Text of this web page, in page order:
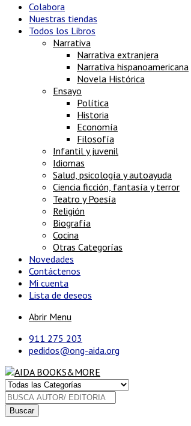
Colabora
Nuestras tiendas
Todos los Libros
Narrativa
Narrativa extranjera
Narrativa hispanoamericana
Novela Histórica
Ensayo
Política
Historia
Economía
Filosofía
Infantil y juvenil
Idiomas
Salud, psicología y autoayuda
Ciencia ficción, fantasía y terror
Teatro y Poesía
Religión
Biografía
Cocina
Otras Categorías
Novedades
Contáctenos
Mi cuenta
Lista de deseos
Abrir Menu
911 275 203
pedidos@ong-aida.org
Buscar